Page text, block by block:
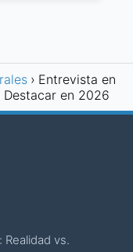
Entrevista en
en 2026
vs.